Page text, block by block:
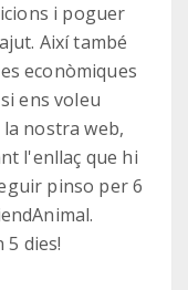
i poguer
Així també
econòmiques
ens voleu
nostra web,
l'enllaç que hi
pinso per 6
5 dies!